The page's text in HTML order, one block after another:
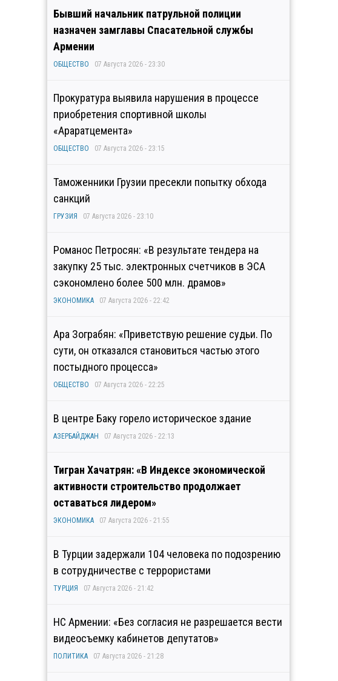
Бывший начальник патрульной полиции
назначен замглавы Спасательной службы
Армении
ОБЩЕСТВО 07 Августа 2026 - 23:30
Прокуратура выявила нарушения в процессе
приобретения спортивной школы
«Араратцемента»
ОБЩЕСТВО 07 Августа 2026 - 23:15
Таможенники Грузии пресекли попытку обхода
санкций
ГРУЗИЯ 07 Августа 2026 - 23:10
Романос Петросян: «В результате тендера на
закупку 25 тыс. электронных счетчиков в ЭСА
сэкономлено более 500 млн. драмов»
ЭКОНОМИКА 07 Августа 2026 - 22:42
Ара Зограбян: «Приветствую решение судьи. По
сути, он отказался становиться частью этого
постыдного процесса»
ОБЩЕСТВО 07 Августа 2026 - 22:25
В центре Баку горело историческое здание
АЗЕРБАЙДЖАН 07 Августа 2026 - 22:13
Тигран Хачатрян: «В Индексе экономической
активности строительство продолжает
оставаться лидером»
ЭКОНОМИКА 07 Августа 2026 - 21:55
В Турции задержали 104 человека по подозрению
в сотрудничестве с террористами
ТУРЦИЯ 07 Августа 2026 - 21:42
НС Армении: «Без согласия не разрешается вести
видеосъемку кабинетов депутатов»
ПОЛИТИКА 07 Августа 2026 - 21:28